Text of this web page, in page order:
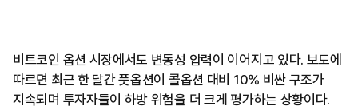
비트코인 옵션 시장에서도 변동성 압력이 이어지고 있다. 보도에
따르면 최근 한 달간 풋옵션이 콜옵션 대비 10% 비싼 구조가
지속되며 투자자들이 하방 위험을 더 크게 평가하는 상황이다.